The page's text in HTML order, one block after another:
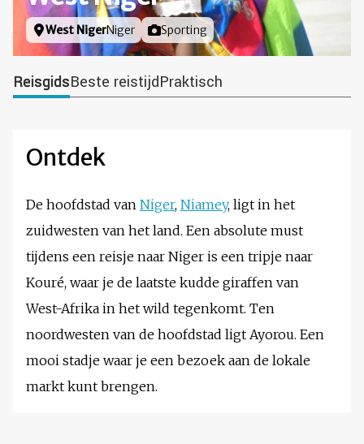
Locatie
West NigerNiger Foto door
Sporting
ReisgidsBeste reistijdPraktisch
Ontdek
De hoofdstad van Niger, Niamey, ligt in het
zuidwesten van het land. Een absolute must
tijdens een reisje naar Niger is een tripje naar
Kouré, waar je de laatste kudde giraffen van
West-Afrika in het wild tegenkomt. Ten
noordwesten van de hoofdstad ligt Ayorou. Een
mooi stadje waar je een bezoek aan de lokale
markt kunt brengen.